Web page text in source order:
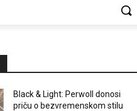
Black & Light: Perwoll donosi
priču o bezvremenskom stilu